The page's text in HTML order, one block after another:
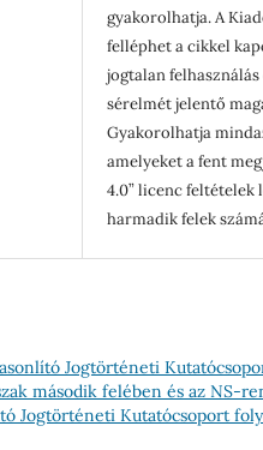
gyakorolhatja. A
felléphet a cikkel
jogtalan
sérelmét jelentő
Gyakorolhatja
amelyeket a fent
4.0” licenc feltételek
harmadik felek
Jogtörténeti
második felében és az NS-
Jogtörténeti Kutatócsoport